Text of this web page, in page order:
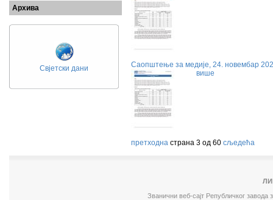
Архива
Свјетски дани
Саопштење за медије, 24. новембар
више
претходна страна 3 од 60 сљедећа
Званични веб-сајт Републичког